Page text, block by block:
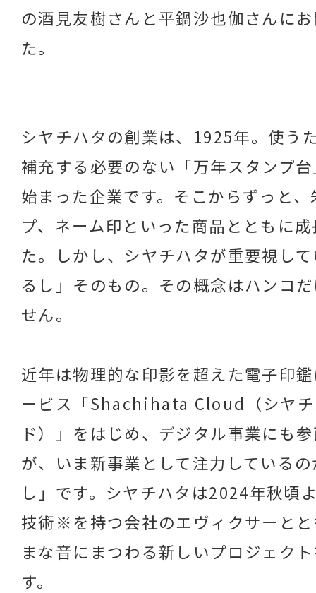
の酒見友樹さんと平鍋沙也伽さんに
た。
シヤチハタの創業は、1925年。使う
補充する必要のない「万年スタンプ
始まった企業です。そこからずっと
プ、ネーム印といった商品とともに
た。しかし、シヤチハタが重要視し
るし」そのもの。その概念はハンコ
せん。
近年は物理的な印影を超えた電子印
ービス「Shachihata Cloud（シヤ
ド）」をはじめ、デジタル事業にも
が、いま新事業として注力している
し」です。シヤチハタは2024年秋頃
技術※を持つ会社のエヴィクサーと
まな音にまつわる新しいプロジェク
す。